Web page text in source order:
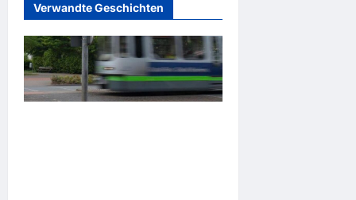
s
n
a
v
Verwandte Geschichten